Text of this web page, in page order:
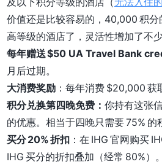
价值还是比较容易的，40,000 积
高等级的酒店了，灵活性增加了不少
每年赠送 $50 UA Travel Bank
月后过期。
大消费奖励 ：每年消费 $20,000
积分兑换第四晚免费： 你持有这张
的优惠。相当于四晚只需要 75% 的
买分 20% 折扣 ：在 IHG 官网购买
IHG 买分的折扣叠加（经常 80%）